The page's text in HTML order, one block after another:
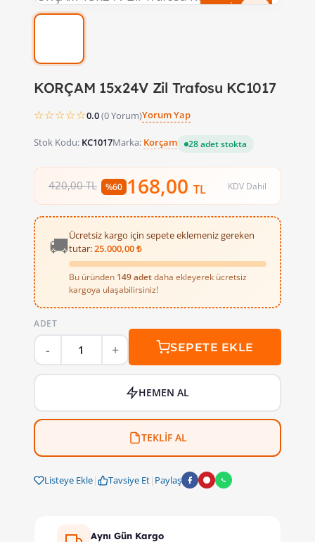
%60 İndirim
KORÇAM 15x24V Zil Trafosu KC1017
☆☆☆☆☆0.0(0 Yorum)Yorum Yap
Stok Kodu: KC1017Marka: Korçam 28 adet stokta
420,00 TL %60 168,00 TL KDV Dahil
🚚Ücretsiz kargo için sepete eklemeniz gereken
tutar:25.000,00 ₺
Bu üründen 149 adetdaha ekleyerek ücretsiz
kargoya ulaşabilirsiniz!
Kapı zili sisteminiz için ideal bir çözüm mü arıyorsunuz?
Hemen Satın Alın ve Fark Yaratın!
ADET
SEPETE EKLE
HEMEN AL
TEKLİF AL
Listeye Ekle| Tavsiye Et| Paylaş
Aynı Gün Kargo